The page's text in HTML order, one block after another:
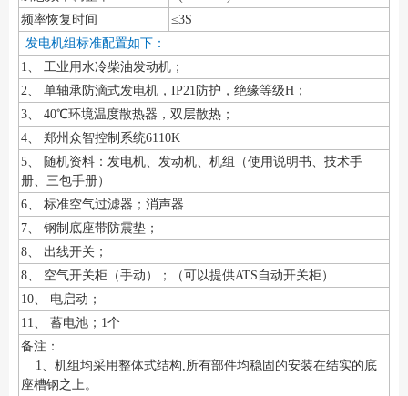
频率恢复时间
≤3S
发电机组标准配置如下：
1、 工业用水冷柴油发动机；
2、 单轴承防滴式发电机，IP21防护，绝缘等级H；
3、 40℃环境温度散热器，双层散热；
4、 郑州众智控制系统6110K
5、 随机资料：发电机、发动机、机组（使用说明书、技术手
册、三包手册）
6、 标准空气过滤器；消声器
7、 钢制底座带防震垫；
8、 出线开关；
8、 空气开关柜（手动）；（可以提供ATS自动开关柜）
10、 电启动；
11、 蓄电池；1个
备注：
1、机组均采用整体式结构,所有部件均稳固的安装在结实的底
座槽钢之上。